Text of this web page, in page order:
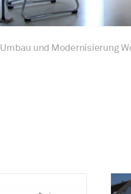
Umbau und Modernisierung